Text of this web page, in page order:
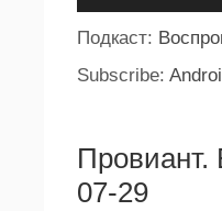
Подкаст:
Subscribe:
Провиант.
07-29